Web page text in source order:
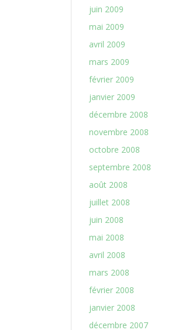
juin 2009
mai 2009
avril 2009
mars 2009
février 2009
janvier 2009
décembre 2008
novembre 2008
octobre 2008
septembre 2008
août 2008
juillet 2008
juin 2008
mai 2008
avril 2008
mars 2008
février 2008
janvier 2008
décembre 2007